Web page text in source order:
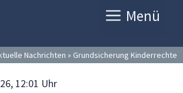
Menü
Nachrichten » Grundsicherung Kinderrechte
12:01 Uhr